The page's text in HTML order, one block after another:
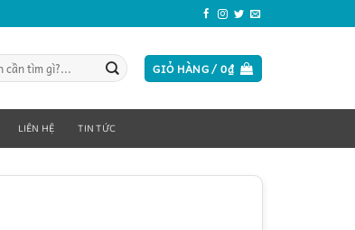
GIỎ HÀNG /0₫
LIÊN HỆ TIN TỨC